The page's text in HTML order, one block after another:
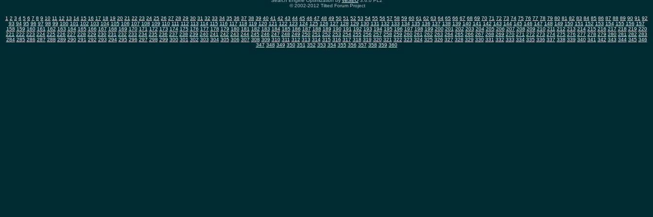
© 2002-2012 Tilted Forum Project
1 2 3 4 5 6 7 8 9 10 11 12 13 14 15 16 17 18 19 20 21 22 23 24 25 26 27 28 29 30 31 32 33 34 35 36 37 38 39 40 41 42 43 44 45 46 47 48 49 50 51 52 53 54 55 56 57 58 59 60 61 62 63 64 65 66 67 68 69 70 71 72 73 74 75 76 77 78 79 80 81 82 83 84 85 86 87 88 89 90 91 92
93 94 95 96 97 98 99 100 101 102 103 104 105 106 107 108 109 110 111 112 113 114 115 116 117 118 119 120 121 122 123 124 125 126 127 128 129 130 131 132 133 134 135 136 137 138 139 140 141 142 143 144 145 146 147 148 149 150 151 152 153 154 155 156 157
158 159 160 161 162 163 164 165 166 167 168 169 170 171 172 173 174 175 176 177 178 179 180 181 182 183 184 185 186 187 188 189 190 191 192 193 194 195 196 197 198 199 200 201 202 203 204 205 206 207 208 209 210 211 212 213 214 215 216 217 218 219 220
221 222 223 224 225 226 227 228 229 230 231 232 233 234 235 236 237 238 239 240 241 242 243 244 245 246 247 248 249 250 251 252 253 254 255 256 257 258 259 260 261 262 263 264 265 266 267 268 269 270 271 272 273 274 275 276 277 278 279 280 281 282 283
284 285 286 287 288 289 290 291 292 293 294 295 296 297 298 299 300 301 302 303 304 305 306 307 308 309 310 311 312 313 314 315 316 317 318 319 320 321 322 323 324 325 326 327 328 329 330 331 332 333 334 335 336 337 338 339 340 341 342 343 344 345 346
347 348 349 350 351 352 353 354 355 356 357 358 359 360